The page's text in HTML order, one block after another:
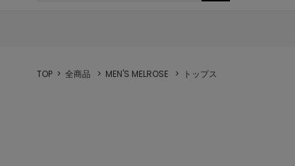
TOP 全商品 MEN'S MELROSE トップス